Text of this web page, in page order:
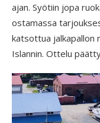
ajan. Syötiin jopa
ostamassa
katsottua jalkapallon
Islannin. Ottelu